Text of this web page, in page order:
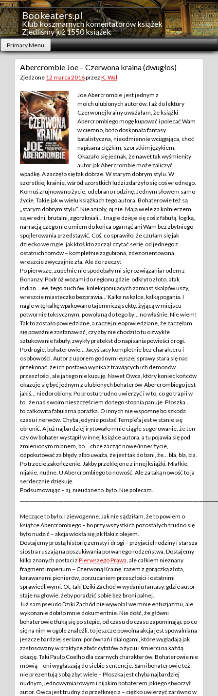
Skip
to
content
Bookeaters.pl
Klub koszmarnych komentatorów książek
Zjedliśmy już 1550 książek
Primary Menu
Abercrombie Joe – Czerwona kraina (dwugłos)
Zjedzone 12 marca 2016przez K. Wal
Joe Abercrombie jest jednym z
moich ulubionych autorów. I aż do lektury
Czerwonej krainy uważałam, że książki
Abercrombiego mogę kupować i polecać Wam
w ciemno, bo to doskonała fantasy
batalistyczna, nieodmiennie wciągająca, choć
napisana ciężkim, szorstkim językiem.
Okazało się jednak, że nawet tak wyśmienity
autor jak Abercrombie może zaliczyć
wpadkę. A zaczęło się tak dobrze. W starym dobrym stylu. W
szorstkiej krainie, wśród szorstkich ludzi zdarzyło się coś wrednego.
Komuś zrujnowano życie, odebrano rodzinę. Jednym słowem samo
życie. Takie jak w wielu książkach tego autora. Bohaterowie też są
„starym dobrym stylu”. Nie anioły, oj nie. Mają wiele za kołnierzem,
są wredni, brutalni, zgorzkniali… I nagle dzieje się coś z fabułą, logiką,
narracją czego nie umiem do końca ogarnąć ani Wam bez zbytniego
spojlerowania przedstawić. Coś, co sprawiło, że czułam się jak
dziecko we mgle, jak ktoś kto zaczął czytać serię od jednego z
ostatnich tomów – kompletnie zagubiona, zdezorientowana,
wreszcie zwyczajnie zła. Ale do rzeczy:
Po pierwsze, zupełnie nie spodobały mi się rozwiązania rodem z
Bonanzy. Podróż wozami do regionu gdzie odkryto złoto, atak
indian… ee, tego duchów, kolekcjonujących zamiast skalpów uszy,
wreszcie miasteczko bezprawia… Kalka na kalce, kalką pogania. I
nagle w tę kalkę wpakowano tajemniczą sektę, żyjącą w miejscu
potwornie toksycznym, powołaną do tego by… no właśnie. Nie wiem!
Tak to zostało powiedziane, a raczej nieopowiedziane, że zaczęłam
się poważnie zastanawiać, czy aby nie chodziło tu o zwykłe
sztukowanie fabuły, zwykły pretekst do napisania powieści drogi.
Po drugie, bohaterowie… Jacyś tacy kompletnie bez charakteru i
osobowości. Autor z uporem godnym lepszej sprawy stara się nas
przekonać, że ich postawa wynika z trawiących ich demonów
przeszłości, ale ja tego nie kupuję. Nawet Owca, który koniec końców
okazuje się być jednym z ulubionych bohaterów Abercrombiego jest
jakiś… niedorobiony. Po prostu trudno uwierzyć i w to, co go trapi i w
to, że nad swoim nieszczęściem do tego stopnia panuje. Płoszka…
to całkowita fabularna porażka. O innych nie wspomnę bo szkoda
czasu i nerwów. Chyba jedynie postać Temple’a jest w stanie się
obronić. A już najbardziej irytowało mnie ciągłe sugerowanie, że ten
czy ów bohater wystąpił w innej książce autora, a tu pojawia się pod
zmienionym mianem, bo… chce zacząć nowe/inne/ życie,
odpokutować za błędy, albo uważa, że jest tak do bani, że… bla, bla, bla.
Po trzecie zakończenie. Jakby przeklejone z innej książki. Miałkie,
nijakie, nudne. U Abercrombiego to nowość. Ale za taką nowość to ja
serdecznie dziękuję.
Podsumowując – aj, nieudane to było. Nie polecam.
Męczące to było. I ziewogenne. Jak nie sądziłam, że to powiem o
książce Abercrombiego – bo przy wszystkich pozostałych trudno się
było nudzić – akcja wlokła się jak flaki z olejem.
Dostajemy prostą historię zemsty i drogi – przyjaciel rodziny i starsza
siostra ruszają na poszukiwania porwanego rodzeństwa. Dostajemy
kilka znanych postaci z Pierwszego Prawa , ale całkiem nieznany
fragment imperium – Czerwoną Krainę, razem z gorączką złota,
karawanami pionierów, porzucaniem przeszłości i ostatnimi
sprawiedliwymi. Ot, taki Dziki Zachód w wydaniu fantasy, gdzie autor
staje na głowie, żeby poradzić sobie bez broni palnej.
Już sam pseudo Dziki Zachód nie wywołał we mnie entuzjazmu, ale
wykonanie dobiło mnie dokumentnie. Nie dość, że główni
bohaterowie tłuką się po stepie, od czasu do czasu zapominając po co
się na nim w ogóle znaleźli, to jeszcze powolna akcja jest spowalniana
jeszcze bardziej seriami porównań i dialogami, które wyglądają jak
zastosowany w praktyce zbiór cytatów o życiu i śmierci na każdą
okazję. Taki Paulo Coelho dla czarnych charakterów. Bohaterowie nie
mówią – oni wygłaszają do siebie sentencje. Sami bohaterowie też
nie prezentują sobą zbyt wiele – Płoszka jest chyba najbardziej
nudnym, jednowymiarowym i nijakim bohaterem jakiego stworzył
autor. Owca jest trudny do przełknięcia – ciężko uwierzyć zarówno w